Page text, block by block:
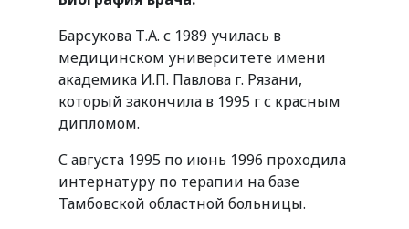
Барсукова Т.А. с 1989 училась в
медицинском университете имени
академика И.П. Павлова г. Рязани,
который закончила в 1995 г с красным
дипломом.
С августа 1995 по июнь 1996 проходила
интернатуру по терапии на базе
Тамбовской областной больницы.